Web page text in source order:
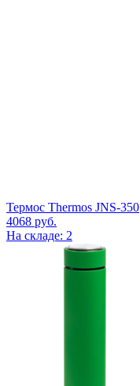
Термос Thermos JNS-350
4068 руб.
На складе: 2